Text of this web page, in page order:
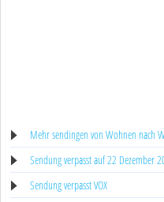
Mehr sendingen von Wohnen nach
Sendung verpasst auf 22 Dezember
Sendung verpasst VOX